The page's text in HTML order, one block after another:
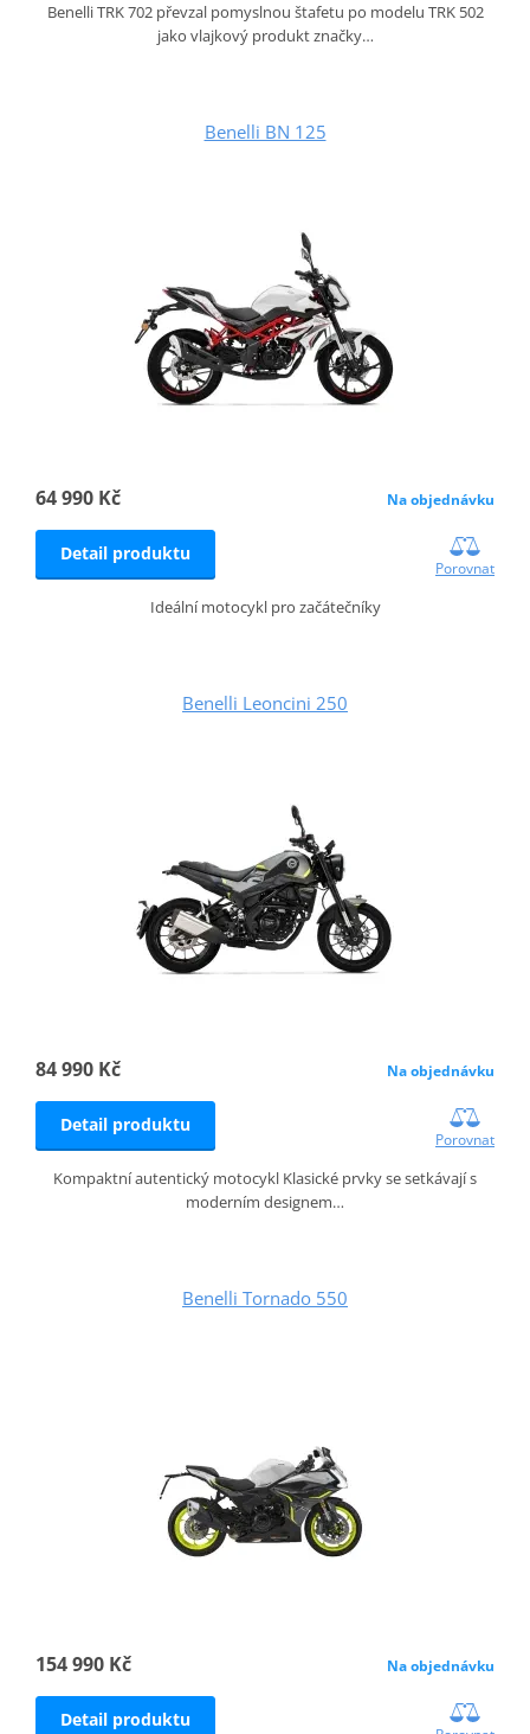
Benelli TRK 702 převzal pomyslnou štafetu po modelu TRK 502
jako vlajkový produkt značky…
Benelli BN 125
64 990 Kč Na objednávku
Detail produktu
Porovnat
Ideální motocykl pro začátečníky
Benelli Leoncini 250
84 990 Kč Na objednávku
Detail produktu
Porovnat
Kompaktní autentický motocykl Klasické prvky se setkávají s
moderním designem…
Benelli Tornado 550
154 990 Kč Na objednávku
Detail produktu